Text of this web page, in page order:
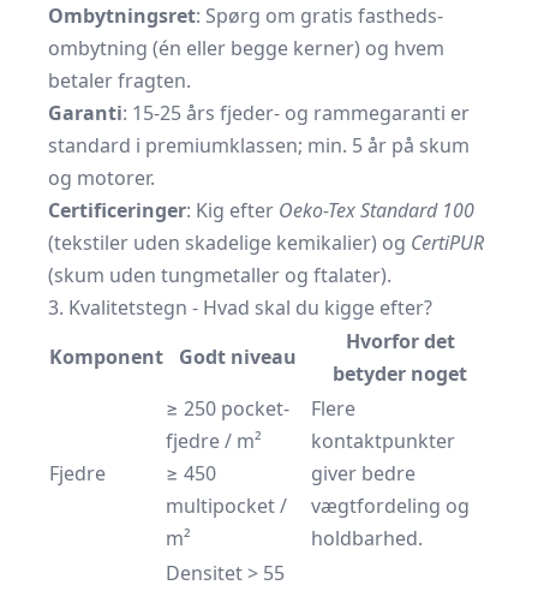
Ombytningsret: Spørg om gratis fastheds­
ombytning (én eller begge kerner) og hvem
betaler fragten.
Garanti: 15-25 års fjeder- og rammegaranti er
standard i premium­klassen; min. 5 år på skum
og motorer.
Certificeringer: Kig efter Oeko-Tex Standard 100
(tekstiler uden skadelige kemikalier) og CertiPUR
(skum uden tungmetaller og ftalater).
3. Kvalitetstegn - Hvad skal du kigge efter?
Komponent
Godt niveau
Hvorfor det
betyder noget
Fjedre
≥ 250 pocket-
fjedre / m²
≥ 450
multipocket /
m²
Flere
kontaktpunkter
giver bedre
vægtfordeling og
holdbarhed.
Densitet > 55